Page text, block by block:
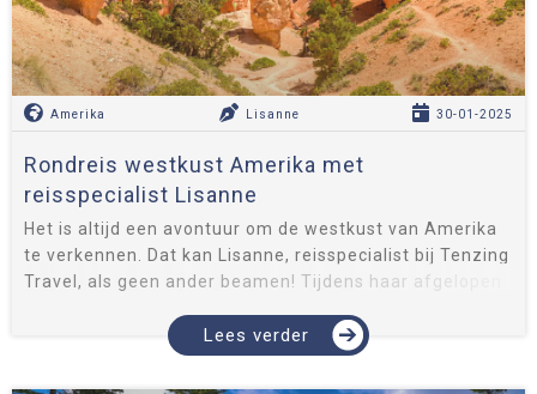
Amerika Lisanne 30-01-2025
Rondreis westkust Amerika met
reisspecialist Lisanne
Het is altijd een avontuur om de westkust van Amerika
te verkennen. Dat kan Lisanne, reisspecialist bij Tenzing
Travel, als geen ander beamen! Tijdens haar afgelopen
Lees verder